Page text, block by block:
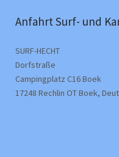
Anfahrt Surf- und
SURF-HECHT
Dorfstraße
Campingplatz C16 Boek
17248 Rechlin OT Boek,